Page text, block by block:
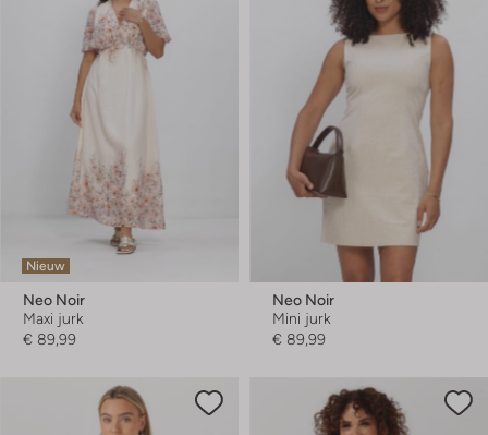
Nieuw
Neo Noir
Maxi jurk
€ 89,99
Neo Noir
Mini jurk
€ 89,99